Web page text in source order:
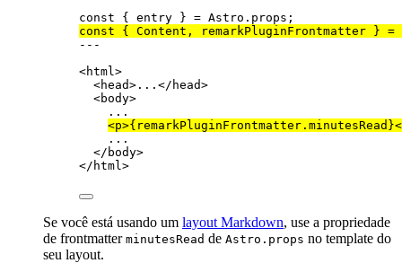
const { entry } = Astro . props ;
const { Content , remarkPluginFrontmatter } =
---
<html >
<head> ... </ head>
<body>
...
<p>{ remarkPluginFrontmatter . minutesRead }
...
</ body>
</ html >
Se você está usando um layout Markdown, use a propriedade
de frontmatter minutesRead de Astro.props no template do
seu layout.